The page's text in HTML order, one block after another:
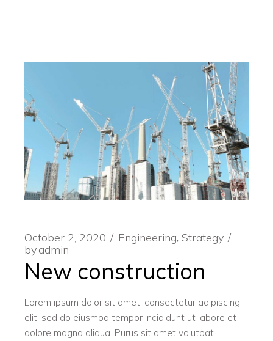
October 2, 2020 Engineering Strategy
byadmin
New construction
Lorem ipsum dolor sit amet, consectetur adipiscing
elit, sed do eiusmod tempor incididunt ut labore et
dolore magna aliqua. Purus sit amet volutpat